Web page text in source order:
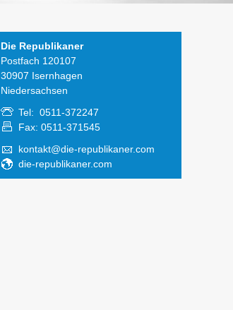
Die Republikaner
Postfach 120107
30907 Isernhagen
Niedersachsen
Tel: 0511-372247
Fax: 0511-371545
kontakt@die-republikaner.com
die-republikaner.com